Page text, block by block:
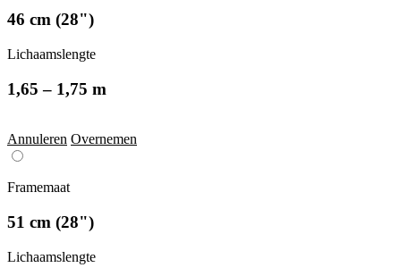
46 cm (28")
Lichaamslengte
1,65 – 1,75 m
Annuleren Overnemen
Framemaat
51 cm (28")
Lichaamslengte